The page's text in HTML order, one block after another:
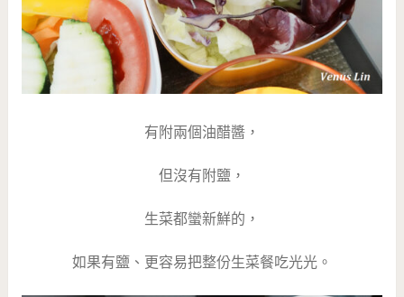
有附兩個油醋醬，
但沒有附鹽，
生菜都蠻新鮮的，
如果有鹽、更容易把整份生菜餐吃光光。